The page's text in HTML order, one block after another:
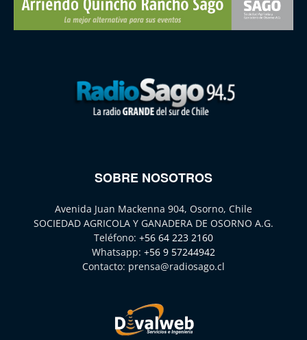
SOBRE NOSOTROS
Avenida Juan Mackenna 904, Osorno, Chile
SOCIEDAD AGRICOLA Y GANADERA DE OSORNO A.G.
Teléfono: +56 64 223 2160
Whatsapp: +56 9 57244942
Contacto: prensa@radiosago.cl